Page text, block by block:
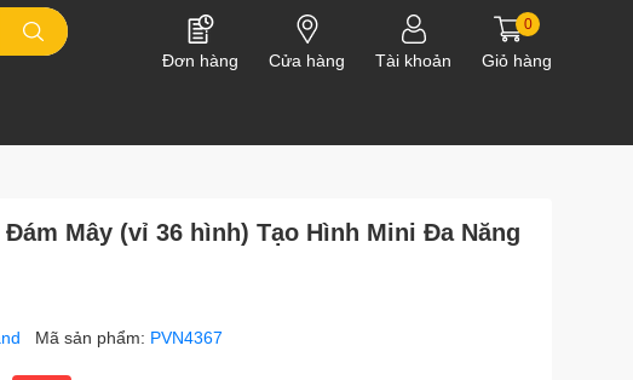
Đơn hàng Cửa hàng Tài khoản
0
Giỏ hàng
Mây (vỉ 36 hình) Tạo Hình Mini Đa Năng
Mã sản phẩm: PVN4367